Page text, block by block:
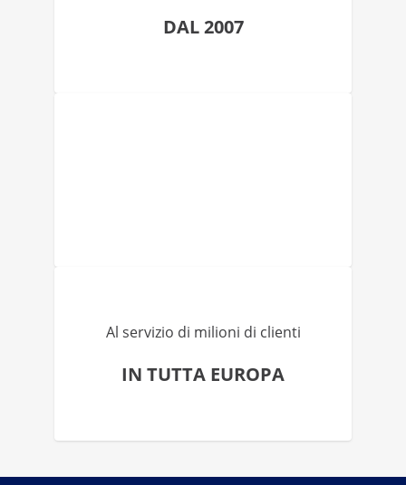
DAL 2007
Al servizio di milioni di clienti
IN TUTTA EUROPA